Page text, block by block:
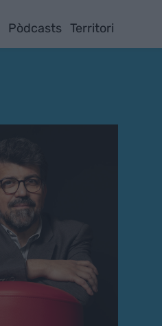
Pòdcasts Territori